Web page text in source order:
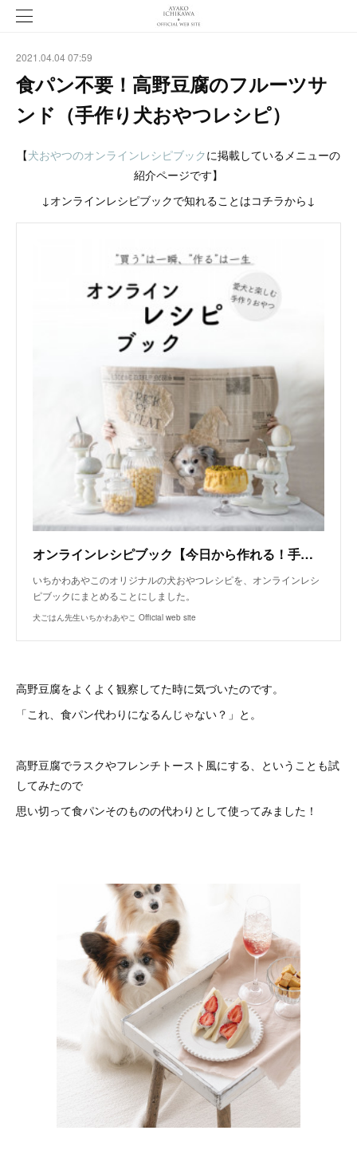
2021.04.04 07:59
食パン不要！高野豆腐のフルーツサ
ンド（手作り犬おやつレシピ）
【犬おやつのオンラインレシピブックに掲載しているメニューの
紹介ページです】
↓オンラインレシピブックで知れることはコチラから↓
オンラインレシピブック【今日から作れる！手作り犬おやつレシピ】
いちかわあやこのオリジナルの犬おやつレシピを、オンラインレシ
ピブックにまとめることにしました。
犬ごはん先生いちかわあやこ Official web site
高野豆腐をよくよく観察してた時に気づいたのです。
「これ、食パン代わりになるんじゃない？」と。
高野豆腐でラスクやフレンチトースト風にする、ということも試
してみたので
思い切って食パンそのものの代わりとして使ってみました！